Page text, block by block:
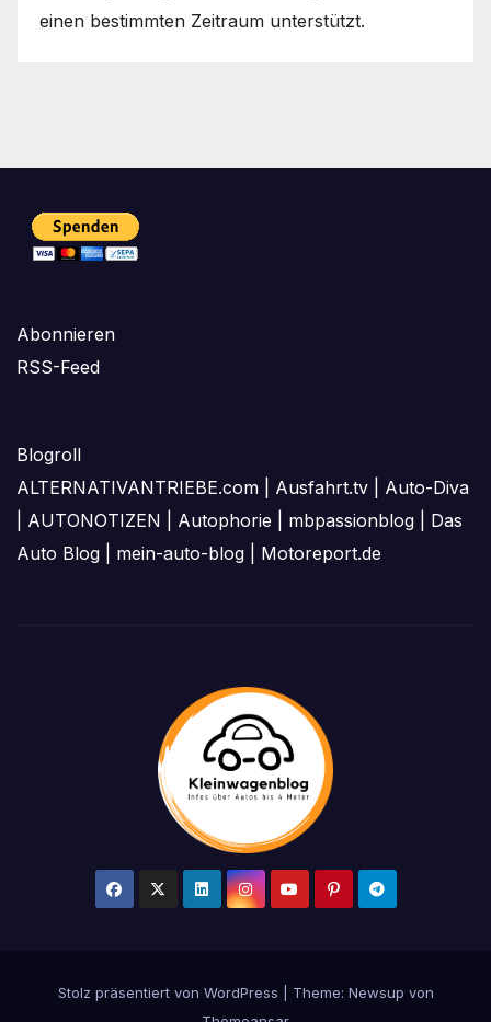
einen bestimmten Zeitraum unterstützt.
Abonnieren
RSS-Feed
Blogroll
ALTERNATIVANTRIEBE.com
Ausfahrt.tv
Auto-Diva
AUTONOTIZEN Autophorie mbpassionblog
Das
Auto Blog
mein-auto-blog Motoreport.de
Stolz präsentiert von WordPress
Theme: Newsup von